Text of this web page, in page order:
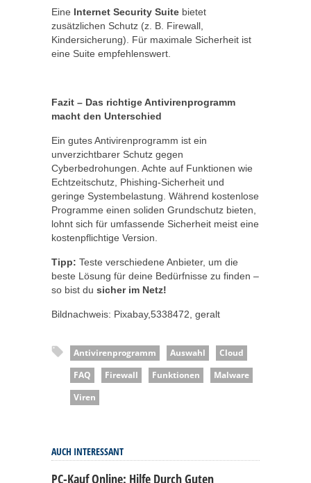
Eine Internet Security Suite bietet
zusätzlichen Schutz (z. B. Firewall,
Kindersicherung). Für maximale Sicherheit ist
eine Suite empfehlenswert.
Fazit – Das richtige Antivirenprogramm
macht den Unterschied
Ein gutes Antivirenprogramm ist ein
unverzichtbarer Schutz gegen
Cyberbedrohungen. Achte auf Funktionen wie
Echtzeitschutz, Phishing-Sicherheit und
geringe Systembelastung. Während kostenlose
Programme einen soliden Grundschutz bieten,
lohnt sich für umfassende Sicherheit meist eine
kostenpflichtige Version.
Tipp: Teste verschiedene Anbieter, um die
beste Lösung für deine Bedürfnisse zu finden –
so bist du sicher im Netz!
Bildnachweis: Pixabay,5338472, geralt
Antivirenprogramm Auswahl
Cloud
FAQ
Firewall Funktionen
Malware
Viren
AUCH INTERESSANT
PC-Kauf Online: Hilfe Durch Guten